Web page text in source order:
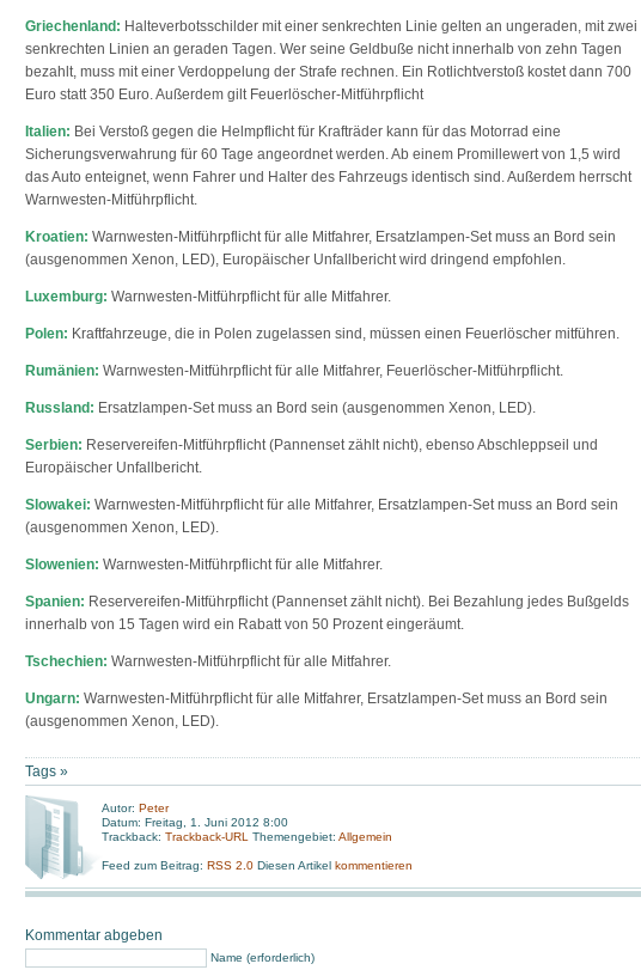
Griechenland: Halteverbotsschilder mit einer senkrechten Linie gelten an ungeraden, mit zwei
senkrechten Linien an geraden Tagen. Wer seine Geldbuße nicht innerhalb von zehn Tagen
bezahlt, muss mit einer Verdoppelung der Strafe rechnen. Ein Rotlichtverstoß kostet dann 700
Euro statt 350 Euro. Außerdem gilt Feuerlöscher-Mitführpflicht
Italien: Bei Verstoß gegen die Helmpflicht für Krafträder kann für das Motorrad eine
Sicherungsverwahrung für 60 Tage angeordnet werden. Ab einem Promillewert von 1,5 wird
das Auto enteignet, wenn Fahrer und Halter des Fahrzeugs identisch sind. Außerdem herrscht
Warnwesten-Mitführpflicht.
Kroatien: Warnwesten-Mitführpflicht für alle Mitfahrer, Ersatzlampen-Set muss an Bord sein
(ausgenommen Xenon, LED), Europäischer Unfallbericht wird dringend empfohlen.
Luxemburg: Warnwesten-Mitführpflicht für alle Mitfahrer.
Polen: Kraftfahrzeuge, die in Polen zugelassen sind, müssen einen Feuerlöscher mitführen.
Rumänien: Warnwesten-Mitführpflicht für alle Mitfahrer, Feuerlöscher-Mitführpflicht.
Russland: Ersatzlampen-Set muss an Bord sein (ausgenommen Xenon, LED).
Serbien: Reservereifen-Mitführpflicht (Pannenset zählt nicht), ebenso Abschleppseil und
Europäischer Unfallbericht.
Slowakei: Warnwesten-Mitführpflicht für alle Mitfahrer, Ersatzlampen-Set muss an Bord sein
(ausgenommen Xenon, LED).
Slowenien: Warnwesten-Mitführpflicht für alle Mitfahrer.
Spanien: Reservereifen-Mitführpflicht (Pannenset zählt nicht). Bei Bezahlung jedes Bußgelds
innerhalb von 15 Tagen wird ein Rabatt von 50 Prozent eingeräumt.
Tschechien: Warnwesten-Mitführpflicht für alle Mitfahrer.
Ungarn: Warnwesten-Mitführpflicht für alle Mitfahrer, Ersatzlampen-Set muss an Bord sein
(ausgenommen Xenon, LED).
Tags »
Autor: Peter
Datum: Freitag, 1. Juni 2012 8:00
Trackback: Trackback-URL Themengebiet: Allgemein
Feed zum Beitrag: RSS 2.0 Diesen Artikel kommentieren
Kommentar abgeben
Name (erforderlich)